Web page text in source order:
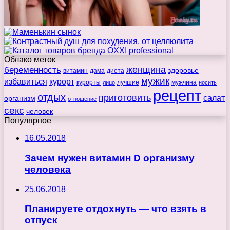
Облако меток
беременность витамин дама диета женщина здоровье
избавиться курорт курорты лицо лучшие мужик мужчина носить
организм отдых отношение приготовить рецепт салат
секс человек
Популярное
16.05.2018
Зачем нужен витамин D организму
человека
25.06.2018
Планируете отдохнуть — что взять в
отпуск